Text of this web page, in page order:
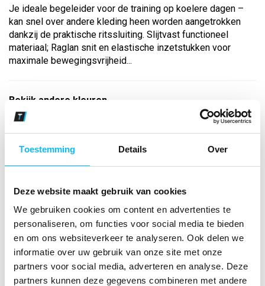
Toestemming Details Over
Deze website maakt gebruik van cookies
We gebruiken cookies om content en advertenties te
personaliseren, om functies voor social media te bieden
en om ons websiteverkeer te analyseren. Ook delen we
informatie over uw gebruik van onze site met onze
partners voor social media, adverteren en analyse. Deze
partners kunnen deze gegevens combineren met andere
Je ideale begeleider voor de training op koelere dagen –
kan snel over andere kleding heen worden aangetrokken
dankzij de praktische ritssluiting. Slijtvast functioneel
materiaal; Raglan snit en elastische inzetstukken voor
maximale bewegingsvrijheid...
Bekijk andere kleuren
zwart/wit
*Gratis verzending vanaf €150,- exclusief BTW
Kies kleur/maat
€ 29,65 € 38,02excl BTW